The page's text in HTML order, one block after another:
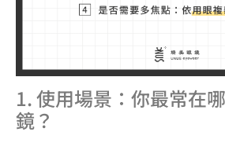
1. 使用場景：你最常在
鏡？